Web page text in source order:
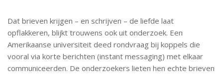
Dat brieven krijgen – en schrijven – de liefde laat
opflakkeren, blijkt trouwens ook uit onderzoek. Een
Amerikaanse universiteit deed rondvraag bij koppels die
vooral via korte berichten (instant messaging) met elkaar
communiceerden. De onderzoekers lieten hen echte brieven